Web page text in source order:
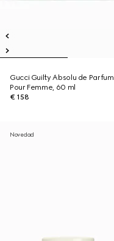
Gucci Guilty Absolu de Parfum
Pour Femme, 60 ml
€ 158
Novedad